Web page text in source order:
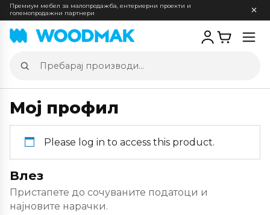
Премиум мебел за малопродажба, ентериерни проекти и
големопродажни партнери
Пребарај
производи
Мој профил
Please log in to access this product.
Влез
Пристапете до сочуваните податоци и
најновите нарачки.